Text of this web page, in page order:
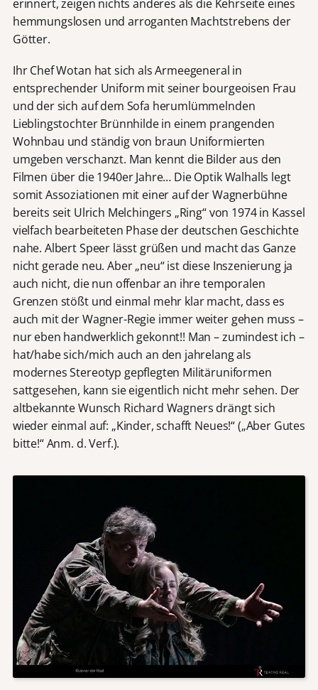
erinnert, zeigen nichts anderes als die Kehrseite eines
hemmungslosen und arroganten Machtstrebens der
Götter.
Ihr Chef Wotan hat sich als Armeegeneral in
entsprechender Uniform mit seiner bourgeoisen Frau
und der sich auf dem Sofa herumlümmelnden
Lieblingstochter Brünnhilde in einem prangenden
Wohnbau und ständig von braun Uniformierten
umgeben verschanzt. Man kennt die Bilder aus den
Filmen über die 1940er Jahre… Die Optik Walhalls legt
somit Assoziationen mit einer auf der Wagnerbühne
bereits seit Ulrich Melchingers „Ring“ von 1974 in Kassel
vielfach bearbeiteten Phase der deutschen Geschichte
nahe. Albert Speer lässt grüßen und macht das Ganze
nicht gerade neu. Aber „neu“ ist diese Inszenierung ja
auch nicht, die nun offenbar an ihre temporalen
Grenzen stößt und einmal mehr klar macht, dass es
auch mit der Wagner-Regie immer weiter gehen muss –
nur eben handwerklich gekonnt!! Man – zumindest ich –
hat/habe sich/mich auch an den jahrelang als
modernes Stereotyp gepflegten Militäruniformen
sattgesehen, kann sie eigentlich nicht mehr sehen. Der
altbekannte Wunsch Richard Wagners drängt sich
wieder einmal auf: „Kinder, schafft Neues!“ („Aber Gutes
bitte!“ Anm. d. Verf.).